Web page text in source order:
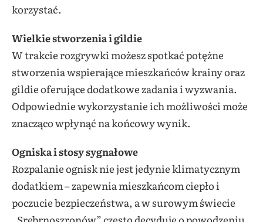
korzystać.
Wielkie stworzenia i gildie
W trakcie rozgrywki możesz spotkać potężne
stworzenia wspierające mieszkańców krainy oraz
gildie oferujące dodatkowe zadania i wyzwania.
Odpowiednie wykorzystanie ich możliwości może
znacząco wpłynąć na końcowy wynik.
Ogniska i stosy sygnałowe
Rozpalanie ognisk nie jest jedynie klimatycznym
dodatkiem – zapewnia mieszkańcom ciepło i
poczucie bezpieczeństwa, a w surowym świecie